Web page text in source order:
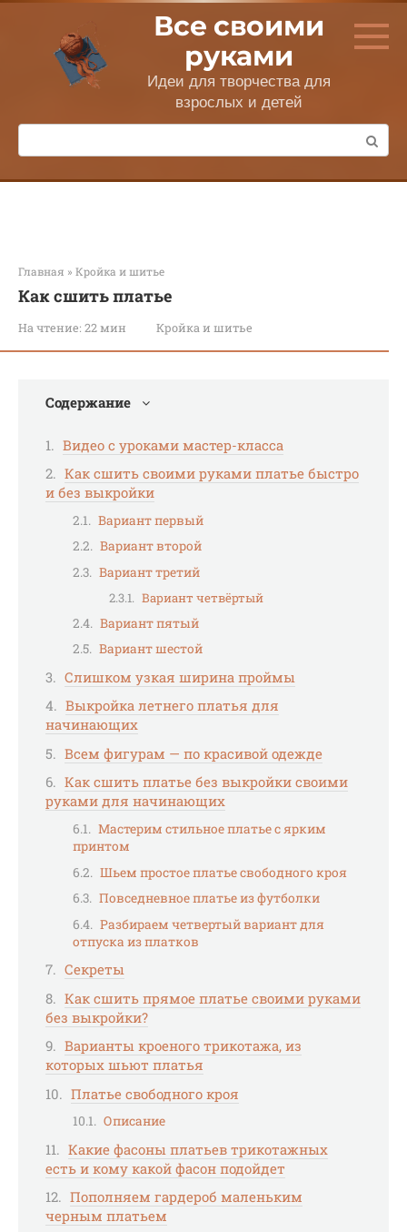
Перейти
контенту
Все своими
руками
Идеи для творчества для
взрослых и детей
Поиск:
Главная » Кройка и шитье
Как сшить платье
На чтение: 22 мин Кройка и шитье
Содержание
Видео с уроками мастер-класса
Как сшить своими руками платье быстро
и без выкройки
Вариант первый
Вариант второй
Вариант третий
Вариант четвёртый
Вариант пятый
Вариант шестой
Слишком узкая ширина проймы
Выкройка летнего платья для
начинающих
Всем фигурам — по красивой одежде
Как сшить платье без выкройки своими
руками для начинающих
Мастерим стильное платье с ярким
принтом
Шьем простое платье свободного кроя
Повседневное платье из футболки
Разбираем четвертый вариант для
отпуска из платков
Секреты
Как сшить прямое платье своими руками
без выкройки?
Варианты кроеного трикотажа, из
которых шьют платья
Платье свободного кроя
Описание
Какие фасоны платьев трикотажных
есть и кому какой фасон подойдет
Пополняем гардероб маленьким
черным платьем